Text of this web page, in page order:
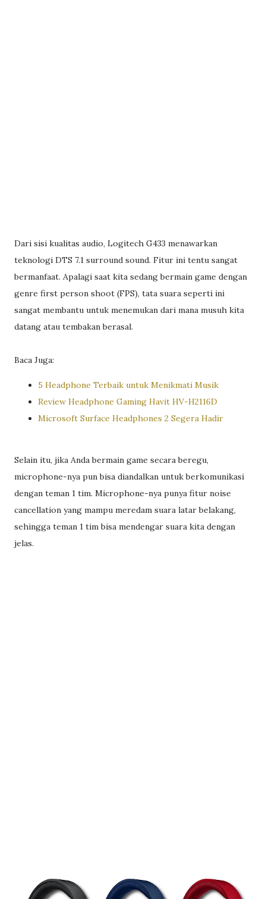
Dari sisi kualitas audio, Logitech G433 menawarkan
teknologi DTS 7.1 surround sound. Fitur ini tentu sangat
bermanfaat. Apalagi saat kita sedang bermain game dengan
genre first person shoot (FPS), tata suara seperti ini
sangat membantu untuk menemukan dari mana musuh kita
datang atau tembakan berasal.
Baca Juga:
5 Headphone Terbaik untuk Menikmati Musik
Review Headphone Gaming Havit HV-H2116D
Microsoft Surface Headphones 2 Segera Hadir
Selain itu, jika Anda bermain game secara beregu,
microphone-nya pun bisa diandalkan untuk berkomunikasi
dengan teman 1 tim. Microphone-nya punya fitur noise
cancellation yang mampu meredam suara latar belakang,
sehingga teman 1 tim bisa mendengar suara kita dengan
jelas.